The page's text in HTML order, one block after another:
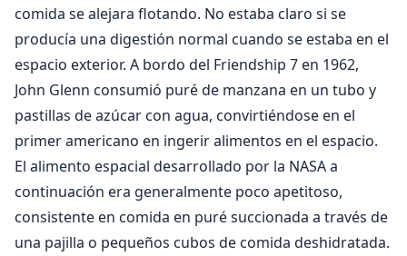
comida se alejara flotando. No estaba claro si se
producía una digestión normal cuando se estaba en el
espacio exterior. A bordo del Friendship 7 en 1962,
John Glenn consumió puré de manzana en un tubo y
pastillas de azúcar con agua, convirtiéndose en el
primer americano en ingerir alimentos en el espacio.
El alimento espacial desarrollado por la NASA a
continuación era generalmente poco apetitoso,
consistente en comida en puré succionada a través de
una pajilla o pequeños cubos de comida deshidratada.